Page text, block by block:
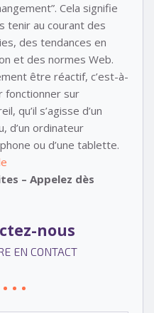
Cela signifie
tenir au courant des
des tendances en
et des normes Web.
être réactif, c’est-à-
fonctionner sur
qu’il s’agisse d’un
d’un ordinateur
ou d’une tablette.
– Appelez dès
nous
EN CONTACT